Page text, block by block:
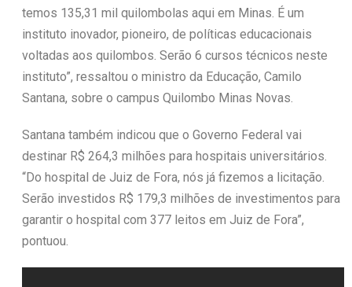
temos 135,31 mil quilombolas aqui em Minas. É um
instituto inovador, pioneiro, de políticas educacionais
voltadas aos quilombos. Serão 6 cursos técnicos neste
instituto”, ressaltou o ministro da Educação, Camilo
Santana, sobre o campus Quilombo Minas Novas.
Santana também indicou que o Governo Federal vai
destinar R$ 264,3 milhões para hospitais universitários.
“Do hospital de Juiz de Fora, nós já fizemos a licitação.
Serão investidos R$ 179,3 milhões de investimentos para
garantir o hospital com 377 leitos em Juiz de Fora”,
pontuou.